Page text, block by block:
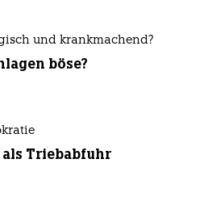
und krankmachend?
böse?
Triebabfuhr